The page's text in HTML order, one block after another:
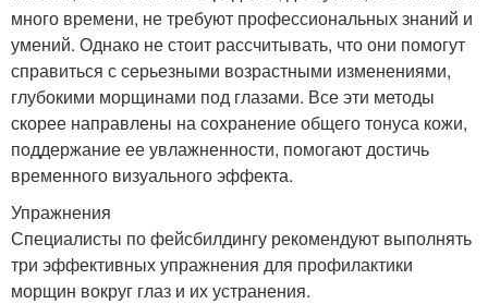
много времени, не требуют профессиональных знаний и
умений. Однако не стоит рассчитывать, что они помогут
справиться с серьезными возрастными изменениями,
глубокими морщинами под глазами. Все эти методы
скорее направлены на сохранение общего тонуса кожи,
поддержание ее увлажненности, помогают достичь
временного визуального эффекта.
Упражнения
Специалисты по фейсбилдингу рекомендуют выполнять
три эффективных упражнения для профилактики
морщин вокруг глаз и их устранения.